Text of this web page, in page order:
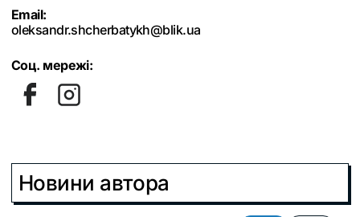
Email:
oleksandr.shcherbatykh@blik.ua
Соц. мережі:
Новини автора